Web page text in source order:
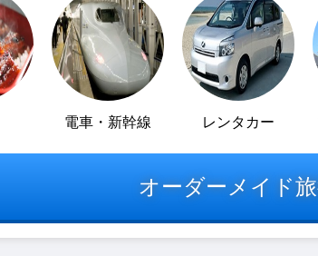
電車・新幹線 レンタカー
オーダーメイド